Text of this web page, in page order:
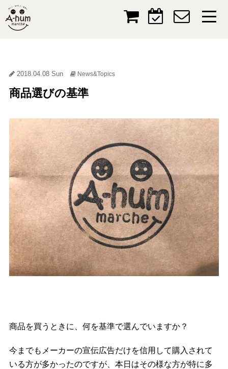
2018.04.08 Sun News&Topics
商品選びの基準
商品を買うときに、何を基準で選んでいますか？
今までもメーカーの宣伝広告だけを信用して購入されて
いる方が多かったのですが、本日はその様な方が特に多